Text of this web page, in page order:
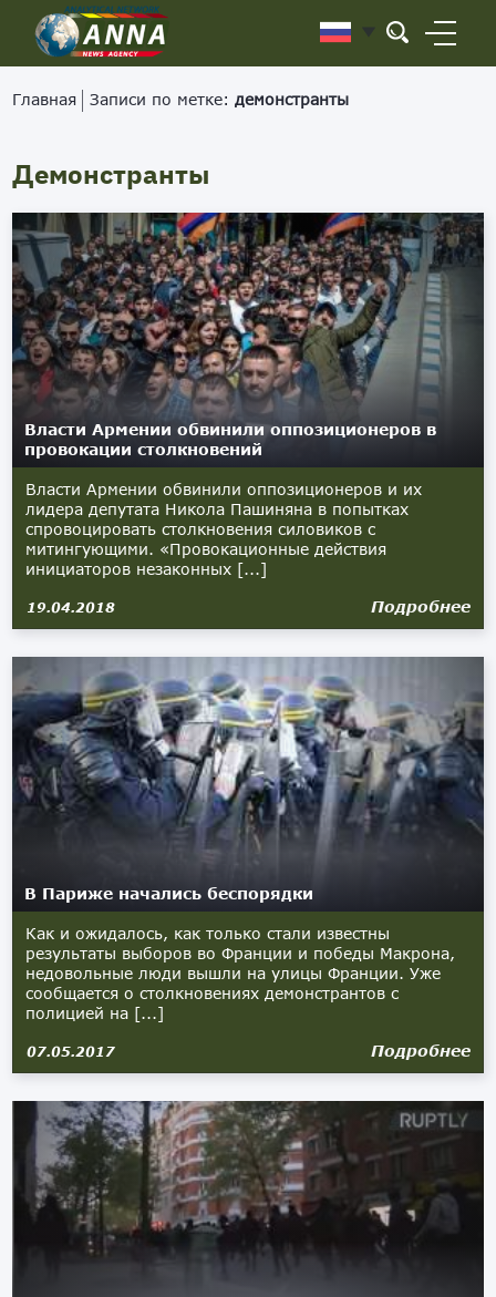
Главная Записи по метке:демонстранты
Демонстранты
Власти Армении обвинили оппозиционеров в
провокации столкновений
Власти Армении обвинили оппозиционеров и их
лидера депутата Никола Пашиняна в попытках
спровоцировать столкновения силовиков с
митингующими. «Провокационные действия
инициаторов незаконных [...]
19.04.2018 Подробнее
В Париже начались беспорядки
Как и ожидалось, как только стали известны
результаты выборов во Франции и победы Макрона,
недовольные люди вышли на улицы Франции. Уже
сообщается о столкновениях демонстрантов с
полицией на [...]
07.05.2017 Подробнее